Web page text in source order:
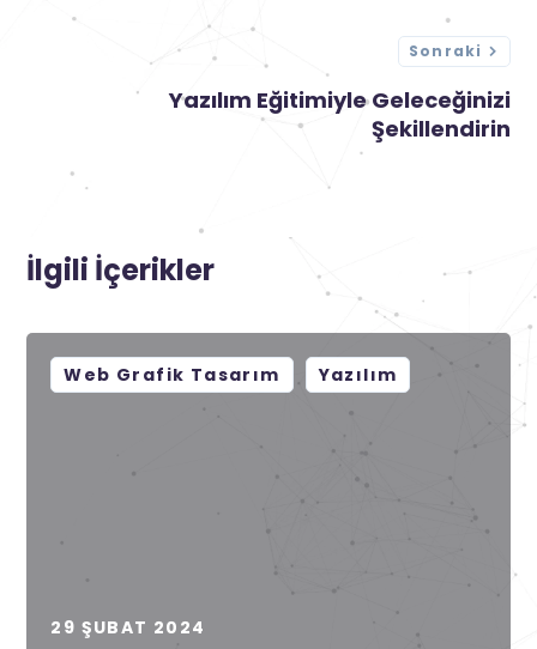
Sonraki
Yazılım Eğitimiyle Geleceğinizi
Şekillendirin
İlgili İçerikler
Web Grafik Tasarım Yazılım
29 ŞUBAT 2024